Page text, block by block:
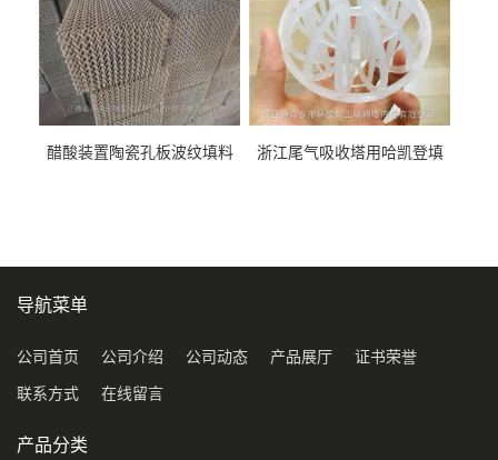
醋酸装置陶瓷孔板波纹填料
浙江尾气吸收塔用哈凯登填
导航菜单
公司首页 公司介绍 公司动态 产品展厅 证书荣誉
联系方式 在线留言
产品分类